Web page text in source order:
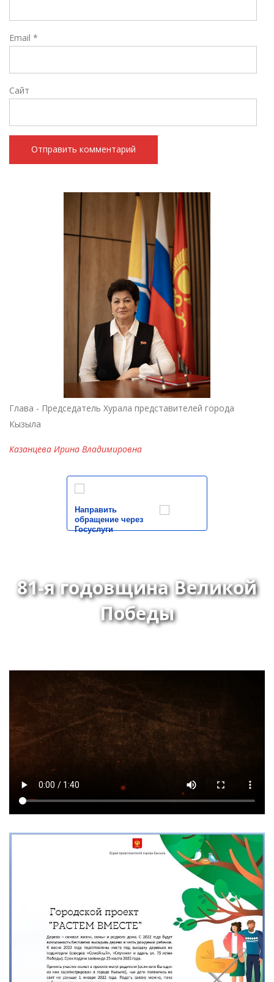
Email *
Сайт
Глава - Председатель Хурала представителей города
Кызыла
Казанцева Ирина Владимировна
Направить
обращение через
Госуслуги
81-я годовщина Великой
Победы